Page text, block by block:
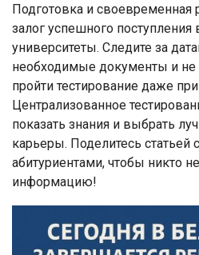
Подготовка и своевременная
залог успешного поступления
университеты. Следите за
необходимые документы и не
пройти тестирование даже
Централизованное
показать знания и выбрать
карьеры. Поделитесь статьей
абитуриентами, чтобы никто
информацию!